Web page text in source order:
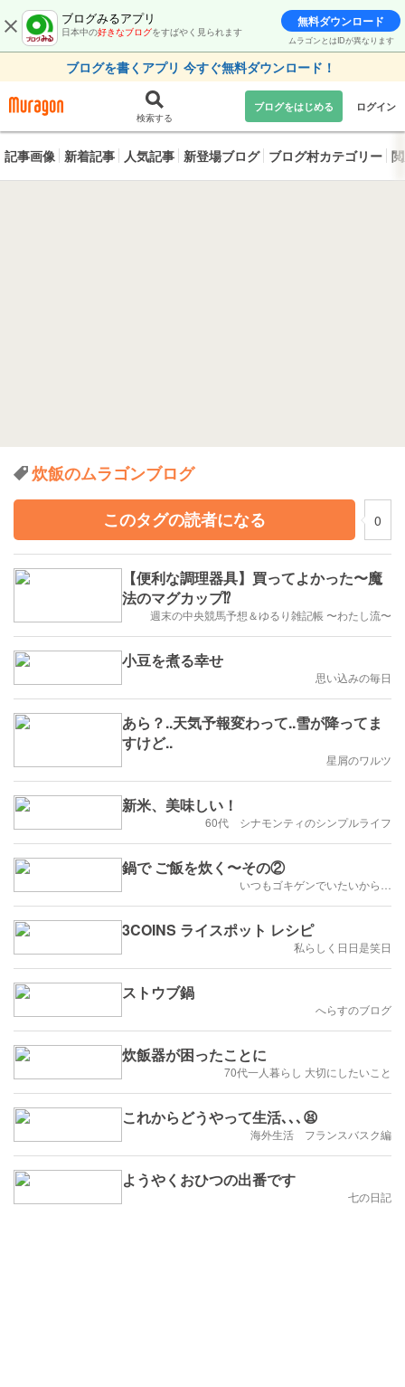
ブログみるアプリ
日本中の好きなブログをすばやく見られます
無料ダウンロード
ムラゴンとはIDが異なります
ブログを書くアプリ 今すぐ無料ダウンロード！
検索する
ブログをはじめる ログイン
記事画像 新着記事 人気記事 新登場ブログ ブログ村カテゴリー
炊飯のムラゴンブログ
このタグの読者になる
0
【便利な調理器具】買ってよかった〜魔
法のマグカップ⁉️
週末の中央競馬予想＆ゆるり雑記帳 〜わたし流〜
小豆を煮る幸せ
思い込みの毎日
あら？..天気予報変わって..雪が降ってま
すけど..
星屑のワルツ
新米、美味しい！
60代 シナモンティのシンプルライフ
鍋で ご飯を炊く〜その②
いつもゴキゲンでいたいから…
3COINS ライスポット レシピ
私らしく日日是笑日
ストウブ鍋
へらすのブログ
炊飯器が困ったことに
70代一人暮らし 大切にしたいこと
これからどうやって生活､､､😫
海外生活 フランスバスク編
ようやくおひつの出番です
七の日記